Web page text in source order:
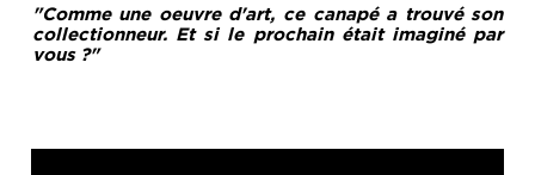
"Comme une oeuvre d'art, ce canapé a trouvé son
collectionneur. Et si le prochain était imaginé par
vous ?"